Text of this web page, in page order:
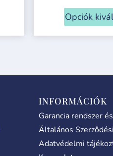
Opciók
INFORMÁCIÓK
Garancia rendszer
Általános
Adatvédelmi